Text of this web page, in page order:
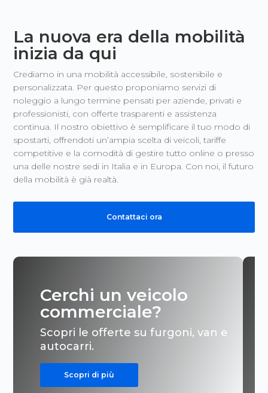
La nuova era della mobilità
inizia da qui
Crediamo in una mobilità accessibile, sostenibile e
personalizzata. Per questo proponiamo servizi di
noleggio a lungo termine pensati per aziende, privati e
professionisti, con offerte trasparenti e assistenza
continua. Il nostro obiettivo è semplificare il tuo modo di
spostarti, offrendoti un’ampia scelta di veicoli, tariffe
competitive e la comodità di gestire tutto online o presso
una delle nostre sedi in Italia e in Europa. Con noi, il futuro
della mobilità è già realtà.
Contattaci ora
Cerchi un veicolo
commerciale?
Scopri le offerte su furgoni, van e
autocarri.
Scopri di più